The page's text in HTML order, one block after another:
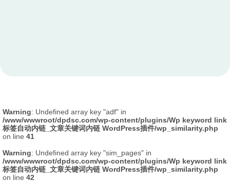
Warning: Undefined array key "adf" in
/www/wwwroot/dpdsc.com/wp-content/plugins/Wp keyword link
标签自动内链_文章关键词内链 WordPress插件/wp_similarity.php
on line 41
Warning: Undefined array key "sim_pages" in
/www/wwwroot/dpdsc.com/wp-content/plugins/Wp keyword link
标签自动内链_文章关键词内链 WordPress插件/wp_similarity.php
on line 42